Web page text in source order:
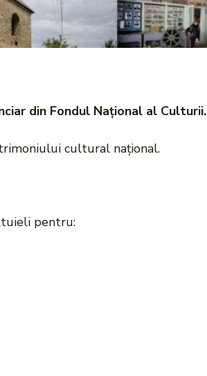
din Fondul Național al Culturii.
cultural național.
pentru: